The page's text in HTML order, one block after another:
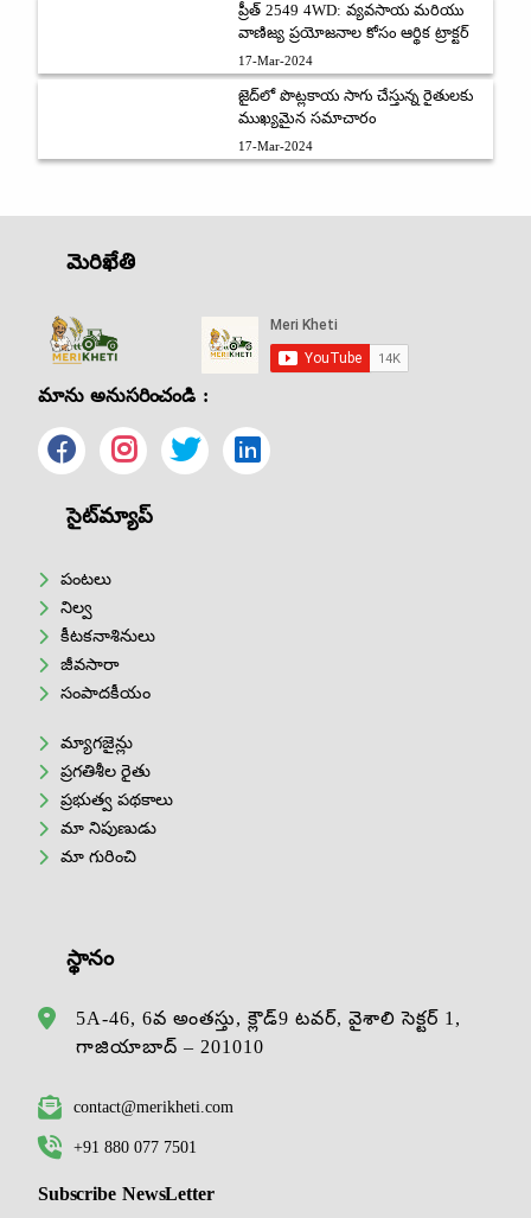
ప్రీత్ 2549 4WD: వ్యవసాయ మరియు
వాణిజ్య ప్రయోజనాల కోసం ఆర్థిక ట్రాక్టర్
17-Mar-2024
జైద్‌లో పొట్లకాయ సాగు చేస్తున్న రైతులకు
ముఖ్యమైన సమాచారం
17-Mar-2024
మెరిఖేతి
మాను అనుసరించండి :
సైట్‌మ్యాప్
పంటలు
నిల్వ
కీటకనాశినులు
జీవసారా
సంపాదకీయం
మ్యాగజైన్లు
ప్రగతిశీల రైతు
ప్రభుత్వ పథకాలు
మా నిపుణుడు
మా గురించి
స్థానం
5A-46, 6వ అంతస్తు, క్లౌడ్9 టవర్, వైశాలి సెక్టర్ 1,
గాజియాబాద్ – 201010
contact@merikheti.com
+91 880 077 7501
Subscribe NewsLetter